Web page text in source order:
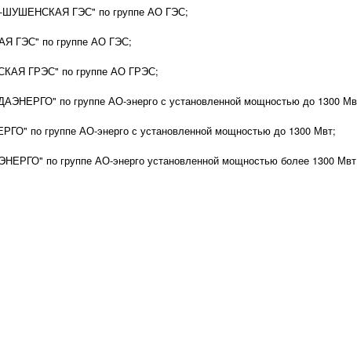
ШУШЕНСКАЯ ГЭС" по группе АО ГЭС;
ГЭС" по группе АО ГЭС;
ГРЭС" по группе АО ГРЭС;
по группе АО-энерго с установленной мощностью до 1300
по группе АО-энерго с установленной мощностью до 1300 Мвт;
по группе АО-энерго установленной мощностью более 1300